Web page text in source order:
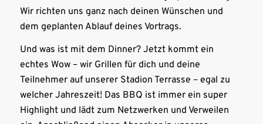
Wir richten uns ganz nach deinen Wünschen und
dem geplanten Ablauf deines Vortrags.
Und was ist mit dem Dinner? Jetzt kommt ein
echtes Wow – wir Grillen für dich und deine
Teilnehmer auf unserer Stadion Terrasse – egal zu
welcher Jahreszeit! Das BBQ ist immer ein super
Highlight und lädt zum Netzwerken und Verweilen